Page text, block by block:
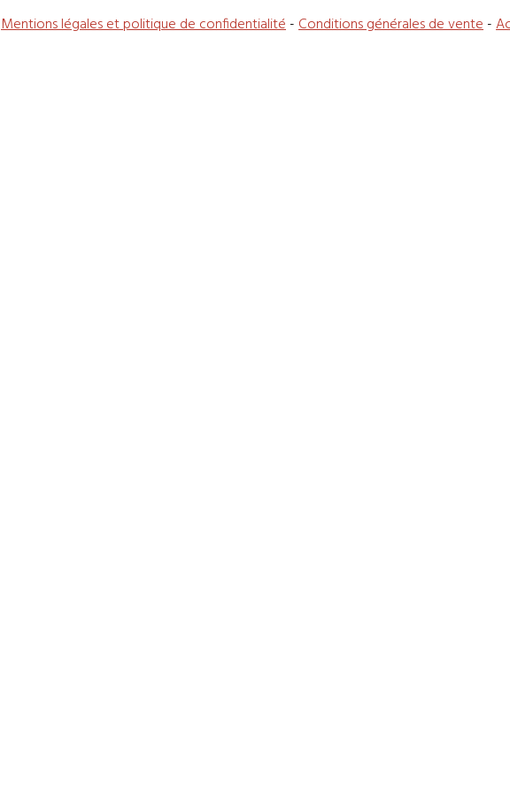
Mentions légales et politique de confidentialité-Conditions générales de vente-